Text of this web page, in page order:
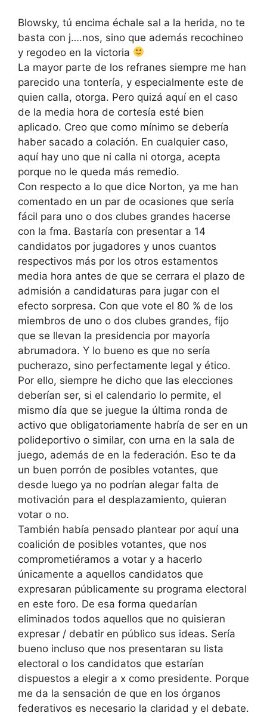
Blowsky, tú encima échale sal a la herida, no te
basta con j….nos, sino que además recochineo
y regodeo en la victoria
La mayor parte de los refranes siempre me han
parecido una tontería, y especialmente este de
quien calla, otorga. Pero quizá aquí en el caso
de la media hora de cortesía esté bien
aplicado. Creo que como mínimo se debería
haber sacado a colación. En cualquier caso,
aquí hay uno que ni calla ni otorga, acepta
porque no le queda más remedio.
Con respecto a lo que dice Norton, ya me han
comentado en un par de ocasiones que sería
fácil para uno o dos clubes grandes hacerse
con la fma. Bastaría con presentar a 14
candidatos por jugadores y unos cuantos
respectivos más por los otros estamentos
media hora antes de que se cerrara el plazo de
admisión a candidaturas para jugar con el
efecto sorpresa. Con que vote el 80 % de los
miembros de uno o dos clubes grandes, fijo
que se llevan la presidencia por mayoría
abrumadora. Y lo bueno es que no sería
pucherazo, sino perfectamente legal y ético.
Por ello, siempre he dicho que las elecciones
deberían ser, si el calendario lo permite, el
mismo día que se juegue la última ronda de
activo que obligatoriamente habría de ser en un
polideportivo o similar, con urna en la sala de
juego, además de en la federación. Eso te da
un buen porrón de posibles votantes, que
desde luego ya no podrían alegar falta de
motivación para el desplazamiento, quieran
votar o no.
También había pensado plantear por aquí una
coalición de posibles votantes, que nos
comprometiéramos a votar y a hacerlo
únicamente a aquellos candidatos que
expresaran públicamente su programa electoral
en este foro. De esa forma quedarían
eliminados todos aquellos que no quisieran
expresar / debatir en público sus ideas. Sería
bueno incluso que nos presentaran su lista
electoral o los candidatos que estarían
dispuestos a elegir a x como presidente. Porque
me da la sensación de que en los órganos
federativos es necesario la claridad y el debate.